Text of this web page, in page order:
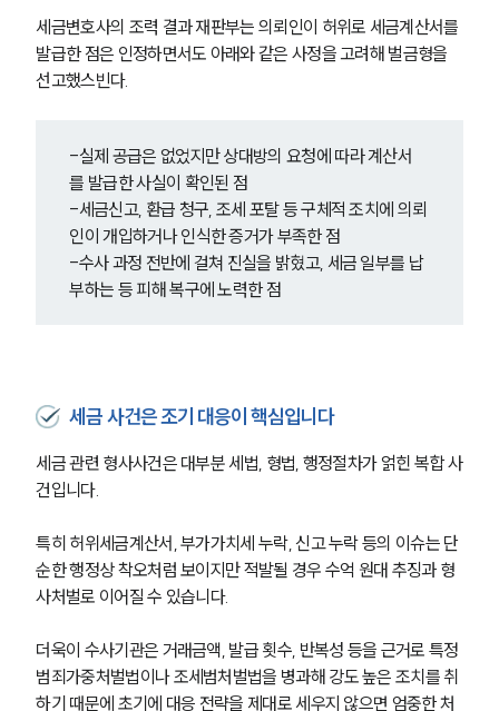
SERVICES
PROFESSIONALS
기업전문변호사
ABOUT
그룹소개
대륜의 강점
업무협력·법률자문 기업
오시는 길
글로벌 파트너 로펌
세금변호사의 조력 결과 재판부는 의뢰인이 허위로 세금계산서를
발급한 점은 인정하면서도 아래와 같은 사정을 고려해 벌금형을
선고했스빈다.
-실제 공급은 없었지만 상대방의 요청에 따라 계산서
를 발급한 사실이 확인된 점
-세금신고, 환급 청구, 조세 포탈 등 구체적 조치에 의뢰
인이 개입하거나 인식한 증거가 부족한 점
-수사 과정 전반에 걸쳐 진실을 밝혔고, 세금 일부를 납
부하는 등 피해 복구에 노력한 점
세금 사건은 조기 대응이 핵심입니다
세금 관련 형사사건은 대부분 세법, 형법, 행정절차가 얽힌 복합 사
건입니다.
특히 허위세금계산서, 부가가치세 누락, 신고 누락 등의 이슈는 단
순한 행정상 착오처럼 보이지만 적발될 경우 수억 원대 추징과 형
사처벌로 이어질 수 있습니다.
더욱이 수사기관은 거래금액, 발급 횟수, 반복성 등을 근거로 특정
범죄가중처벌법이나 조세범처벌법을 병과해 강도 높은 조치를 취
하기 때문에 초기에 대응 전략을 제대로 세우지 않으면 엄중한 처